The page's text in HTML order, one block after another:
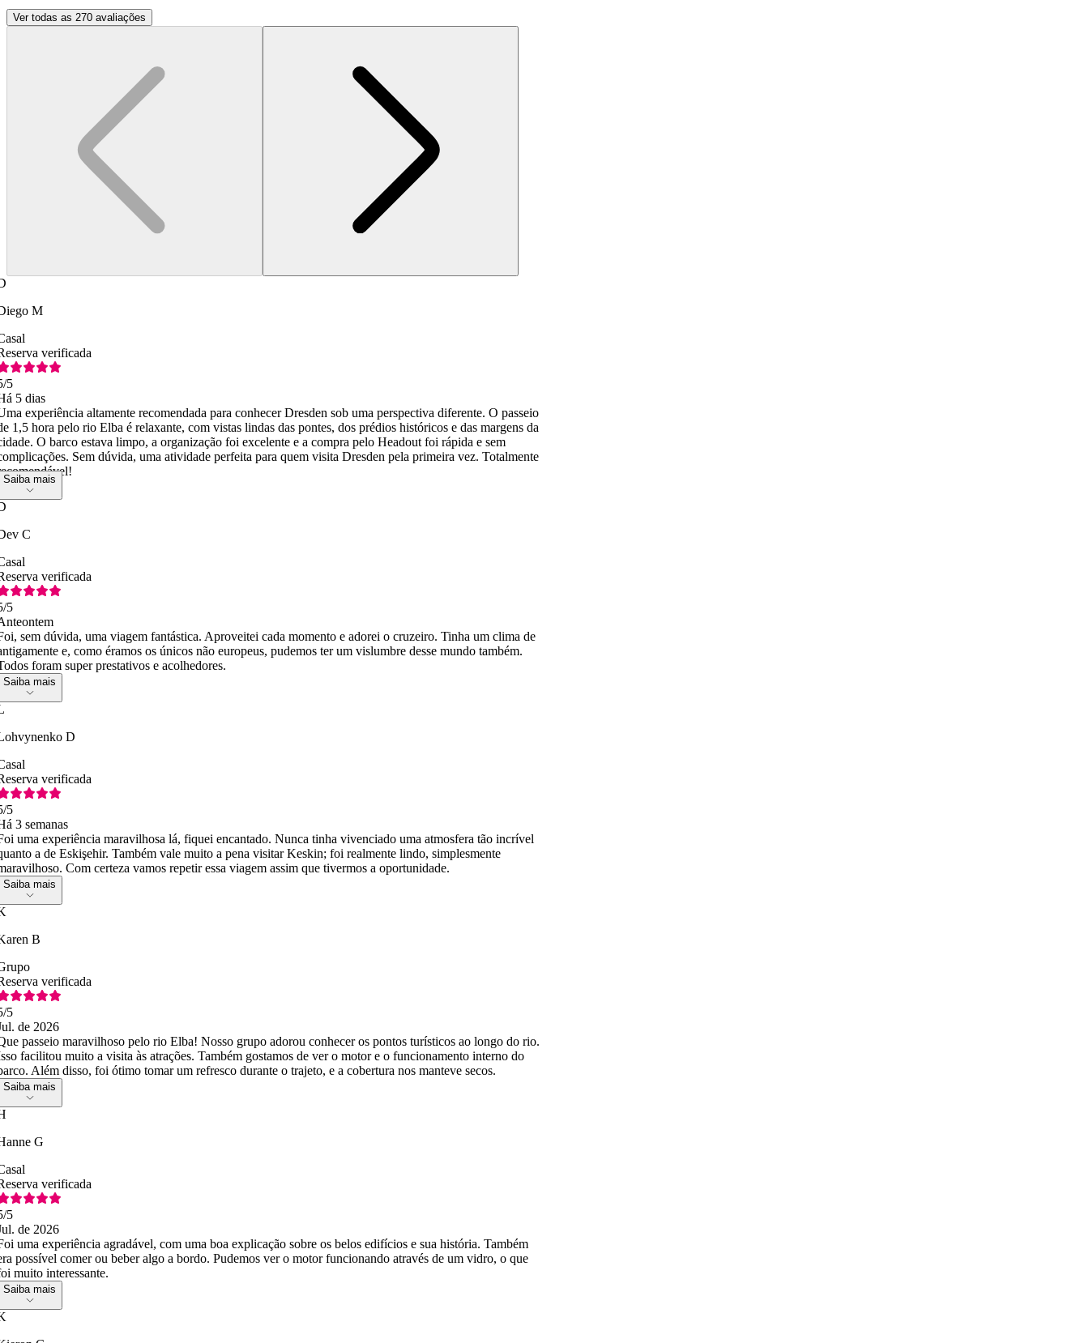
Ver todas as 270 avaliações
M
verificada
/5
5 dias
experiência altamente recomendada para conhecer Dresden sob uma perspectiva diferente. O passeio
1,5 hora pelo rio Elba é relaxante, com vistas lindas das pontes, dos prédios históricos e das margens da
O barco estava limpo, a organização foi excelente e a compra pelo Headout foi rápida e sem
Sem dúvida, uma atividade perfeita para quem visita Dresden pela primeira vez. Totalmente
Saiba mais
C
verificada
/5
sem dúvida, uma viagem fantástica. Aproveitei cada momento e adorei o cruzeiro. Tinha um clima de
e, como éramos os únicos não europeus, pudemos ter um vislumbre desse mundo também.
foram super prestativos e acolhedores.
Saiba mais
D
verificada
/5
3 semanas
uma experiência maravilhosa lá, fiquei encantado. Nunca tinha vivenciado uma atmosfera tão incrível
a de Eskişehir. Também vale muito a pena visitar Keskin; foi realmente lindo, simplesmente
Com certeza vamos repetir essa viagem assim que tivermos a oportunidade.
Saiba mais
B
verificada
/5
de 2026
passeio maravilhoso pelo rio Elba! Nosso grupo adorou conhecer os pontos turísticos ao longo do rio.
facilitou muito a visita às atrações. Também gostamos de ver o motor e o funcionamento interno do
Além disso, foi ótimo tomar um refresco durante o trajeto, e a cobertura nos manteve secos.
Saiba mais
G
verificada
/5
de 2026
uma experiência agradável, com uma boa explicação sobre os belos edifícios e sua história. Também
possível comer ou beber algo a bordo. Pudemos ver o motor funcionando através de um vidro, o que
muito interessante.
Saiba mais